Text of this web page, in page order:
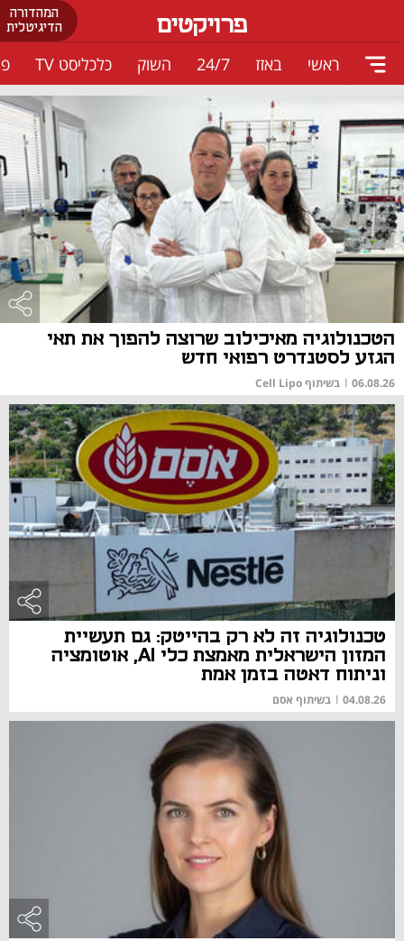
המהדורה
הדיגיטלית
פרויקטים
ראשי באזז 24/7 השוק כלכליסט TV
הטכנולוגיה מאיכילוב שרוצה להפוך את תאי
הגזע לסטנדרט רפואי חדש
06.08.26
| בשיתוף Cell Lipo
טכנולוגיה זה לא רק בהייטק: גם תעשיית
המזון הישראלית מאמצת כלי AI, אוטומציה
וניתוח דאטה בזמן אמת
04.08.26
| בשיתוף אסם